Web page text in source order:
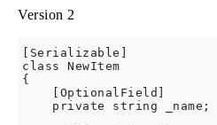
Version 2
[Serializable]
class NewItem
{
    [OptionalField]
    private string _name;